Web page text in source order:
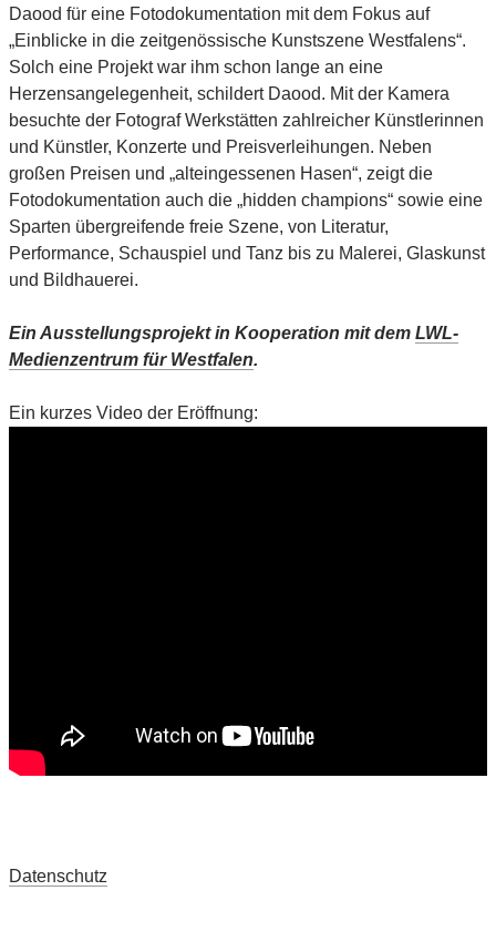
Daood für eine Fotodokumentation mit dem Fokus auf
„Einblicke in die zeitgenössische Kunstszene Westfalens“.
Solch eine Projekt war ihm schon lange an eine
Herzensangelegenheit, schildert Daood. Mit der Kamera
besuchte der Fotograf Werkstätten zahlreicher Künstlerinnen
und Künstler, Konzerte und Preisverleihungen. Neben
großen Preisen und „alteingessenen Hasen“, zeigt die
Fotodokumentation auch die „hidden champions“ sowie eine
Sparten übergreifende freie Szene, von Literatur,
Performance, Schauspiel und Tanz bis zu Malerei, Glaskunst
und Bildhauerei.
Ein Ausstellungsprojekt in Kooperation mit dem LWL-
Medienzentrum für Westfalen.
Ein kurzes Video der Eröffnung:
Datenschutz